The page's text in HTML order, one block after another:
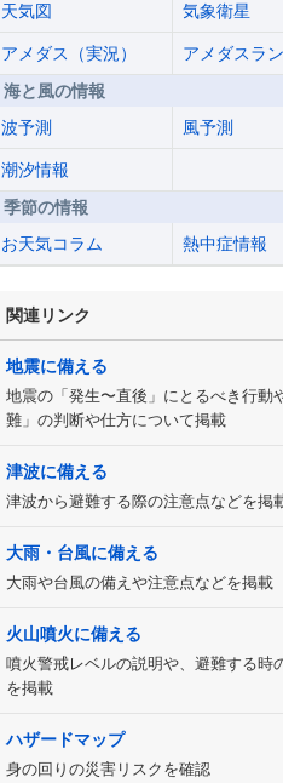
天気図
気象衛星
アメダス（実況）
アメダスラ
海と風の情報
波予測
風予測
潮汐情報
季節の情報
お天気コラム
熱中症情報
関連リンク
地震に備える
地震の「発生〜直後」にとるべき行動
難」の判断や仕方について掲載
津波に備える
津波から避難する際の注意点などを掲
大雨・台風に備える
大雨や台風の備えや注意点などを掲載
火山噴火に備える
噴火警戒レベルの説明や、避難する時
を掲載
ハザードマップ
身の回りの災害リスクを確認